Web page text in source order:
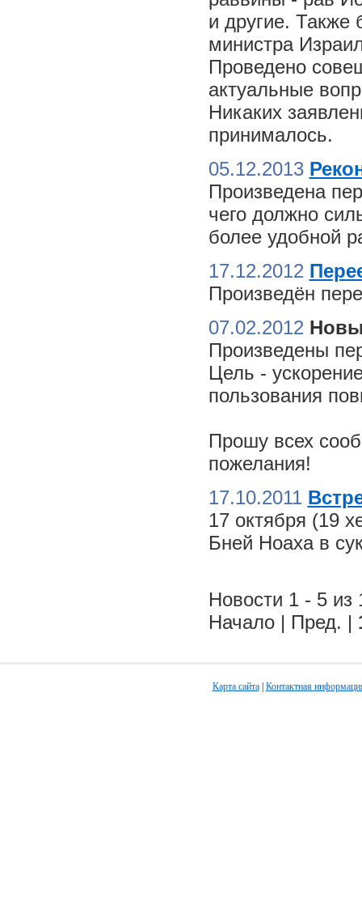
и другие. Также
министра
Проведено
актуальные
Никаких
принималось.
05.12.2013
Произведена
чего должно
более удобной
17.12.2012
Произведён
07.02.2012
Произведены
Цель -
пользования
Прошу всех
пожелания!
17.10.2011
17 октября (19
Бней Ноаха в
Новости 1 - 5 из
Начало | Пред. |
Карта сайта| Контактная